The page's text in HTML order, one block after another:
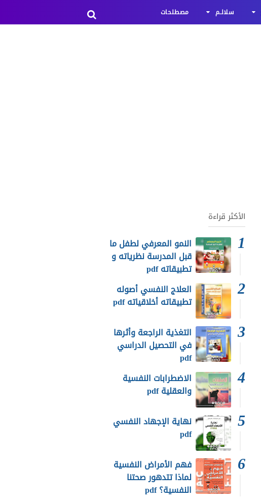
سلالـم مصطلحات
الأكثر قراءة
النمو المعرفي لطفل ما
قبل المدرسة نظرياته و
تطبيقاته pdf
العلاج النفسي أصوله
تطبيقاته أخلاقياته pdf
التغذية الراجعة وأثرها
في التحصيل الدراسي
pdf
الاضطرابات النفسية
والعقلية pdf
نهاية الإجهاد النفسي
pdf
فهم الأمراض النفسية
لماذا تتدهور صحتنا
النفسية؟ pdf